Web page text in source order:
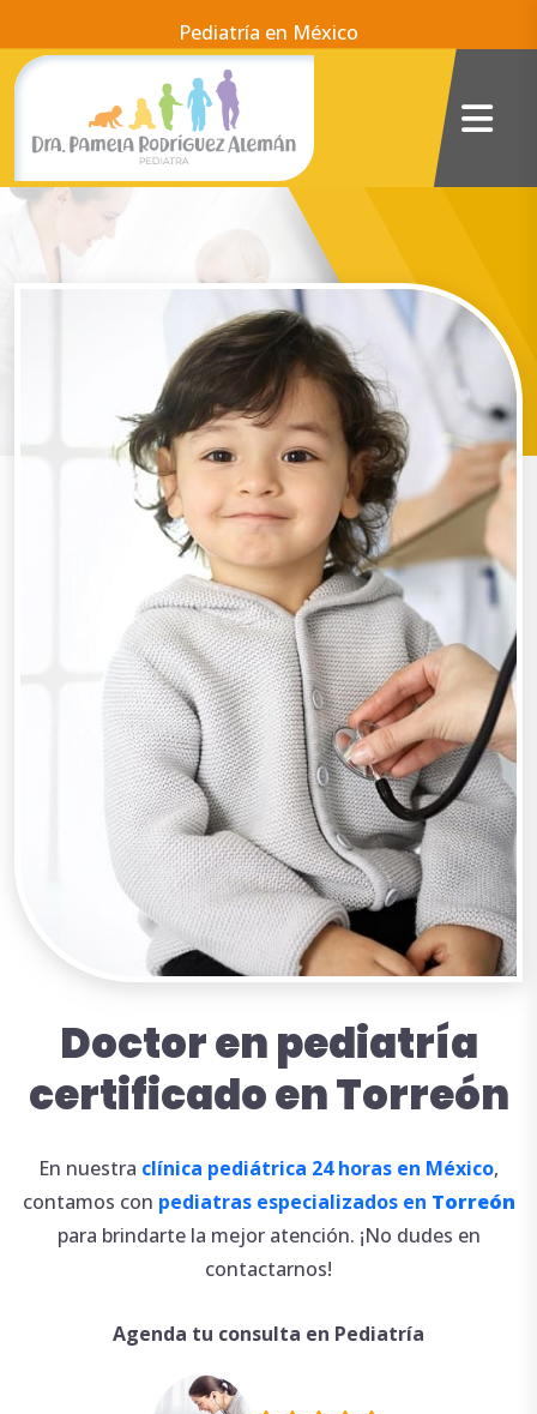
Pediatría en México
Doctor en pediatría
certificado en Torreón
En nuestra clínica pediátrica 24 horas en México,
contamos con pediatras especializados en Torreón
para brindarte la mejor atención. ¡No dudes en
contactarnos!
Agenda tu consulta en Pediatría